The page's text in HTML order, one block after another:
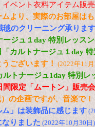
ベント衣料アイテム販
より、実際のお部屋は
毯のクリーニング承りま
ージュ１day 特別レッス
「カルトナージュ１day
ございます！ (2022年11
ルトナージュ1day 特別レ
間限定「ムートン」販売
の企画ですが、音楽で！
ム」は装飾品に感じます
りました (2022年10月30日)